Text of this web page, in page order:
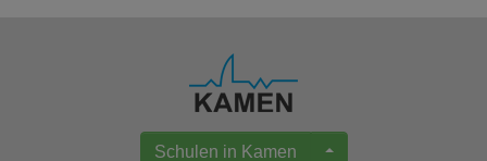
Schulen in Kamen